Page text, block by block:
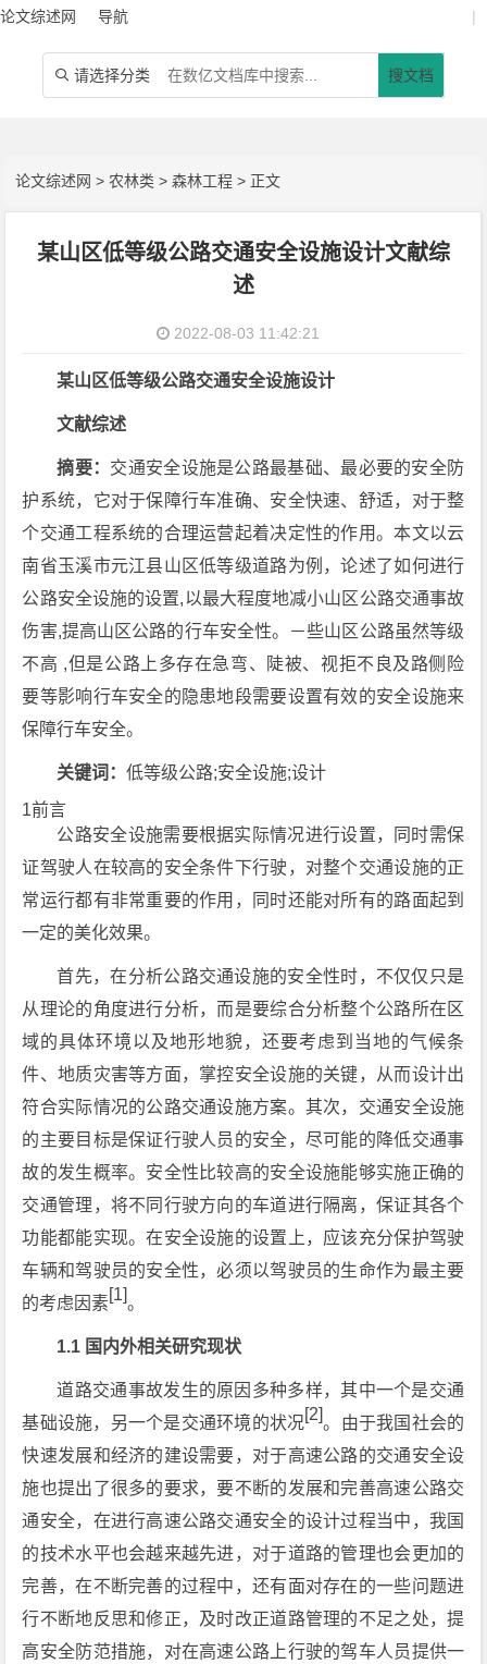
论文综述网 导航 |
 请选择分类 搜文档
论文综述网 >农林类 >森林工程 > 正文
某山区低等级公路交通安全设施设计文献综
述
2022-08-03 11:42:21
某山区低等级公路交通安全设施设计
文献综述
摘要： 交通安全设施是公路最基础、最必要的安全防
护系统，它对于保障行车准确、安全快速、舒适，对于整
个交通工程系统的合理运营起着决定性的作用。本文以云
南省玉溪市元江县山区低等级道路为例，论述了如何进行
公路安全设施的设置,以最大程度地减小山区公路交通事故
伤害,提高山区公路的行车安全性。－些山区公路虽然等级
不高 ,但是公路上多存在急弯、陡被、视拒不良及路侧险
要等影响行车安全的隐患地段需要设置有效的安全设施来
保障行车安全。
关键词：低等级公路;安全设施;设计
1前言
公路安全设施需要根据实际情况进行设置，同时需保
证驾驶人在较高的安全条件下行驶，对整个交通设施的正
常运行都有非常重要的作用，同时还能对所有的路面起到
一定的美化效果。
首先，在分析公路交通设施的安全性时，不仅仅只是
从理论的角度进行分析，而是要综合分析整个公路所在区
域的具体环境以及地形地貌，还要考虑到当地的气候条
件、地质灾害等方面，掌控安全设施的关键，从而设计出
符合实际情况的公路交通设施方案。其次，交通安全设施
的主要目标是保证行驶人员的安全，尽可能的降低交通事
故的发生概率。安全性比较高的安全设施能够实施正确的
交通管理，将不同行驶方向的车道进行隔离，保证其各个
功能都能实现。在安全设施的设置上，应该充分保护驾驶
车辆和驾驶员的安全性，必须以驾驶员的生命作为最主要
的考虑因素[1]。
1.1 国内外相关研究现状
道路交通事故发生的原因多种多样，其中一个是交通
基础设施，另一个是交通环境的状况[2]。由于我国社会的
快速发展和经济的建设需要，对于高速公路的交通安全设
施也提出了很多的要求，要不断的发展和完善高速公路交
通安全，在进行高速公路交通安全的设计过程当中，我国
的技术水平也会越来越先进，对于道路的管理也会更加的
完善，在不断完善的过程中，还有面对存在的一些问题进
行不断地反思和修正，及时改正道路管理的不足之处，提
高安全防范措施，对在高速公路上行驶的驾车人员提供一